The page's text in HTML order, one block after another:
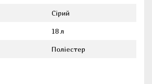
Сірий
18 л
Поліестер